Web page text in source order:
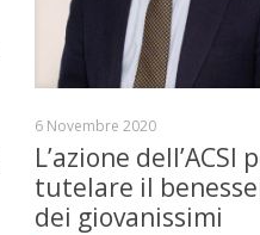
6 Novembre 2020
L’azione dell’ACSI
tutelare il
dei giovanissimi